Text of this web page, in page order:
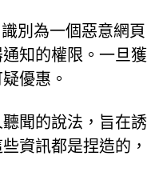
別為一個惡意網
知的權限。一旦
優惠。
聞的說法，旨在
資訊都是捏造的